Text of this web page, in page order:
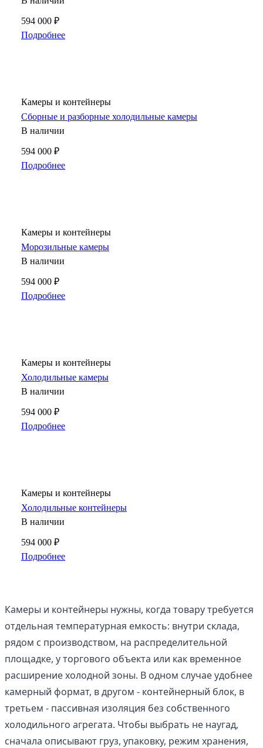
594 000 ₽
Подробнее
Камеры и контейнеры
Сборные и разборные холодильные камеры
В наличии
594 000 ₽
Подробнее
Камеры и контейнеры
Морозильные камеры
В наличии
594 000 ₽
Подробнее
Камеры и контейнеры
Холодильные камеры
В наличии
594 000 ₽
Подробнее
Камеры и контейнеры
Холодильные контейнеры
В наличии
594 000 ₽
Подробнее
Камеры и контейнеры нужны, когда товару требуется
отдельная температурная емкость: внутри склада,
рядом с производством, на распределительной
площадке, у торгового объекта или как временное
расширение холодной зоны. В одном случае удобнее
камерный формат, в другом - контейнерный блок, в
третьем - пассивная изоляция без собственного
холодильного агрегата. Чтобы выбрать не наугад,
сначала описывают груз, упаковку, режим хранения,